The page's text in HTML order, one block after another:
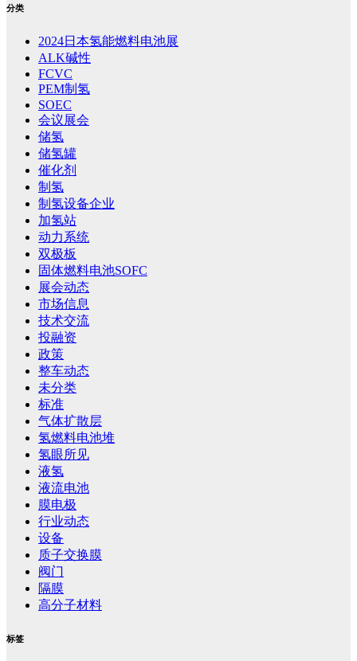
分类
2024日本氢能燃料电池展
ALK碱性
FCVC
PEM制氢
SOEC
会议展会
储氢
储氢罐
催化剂
制氢
制氢设备企业
加氢站
动力系统
双极板
固体燃料电池SOFC
展会动态
市场信息
技术交流
投融资
政策
整车动态
未分类
标准
气体扩散层
氢燃料电池堆
氢眼所见
液氢
液流电池
膜电极
行业动态
设备
质子交换膜
阀门
隔膜
高分子材料
标签